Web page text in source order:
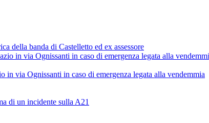
della banda di Castelletto ed ex assessore
via Ognissanti in caso di emergenza legata alla vendemmia
di un incidente sulla A21